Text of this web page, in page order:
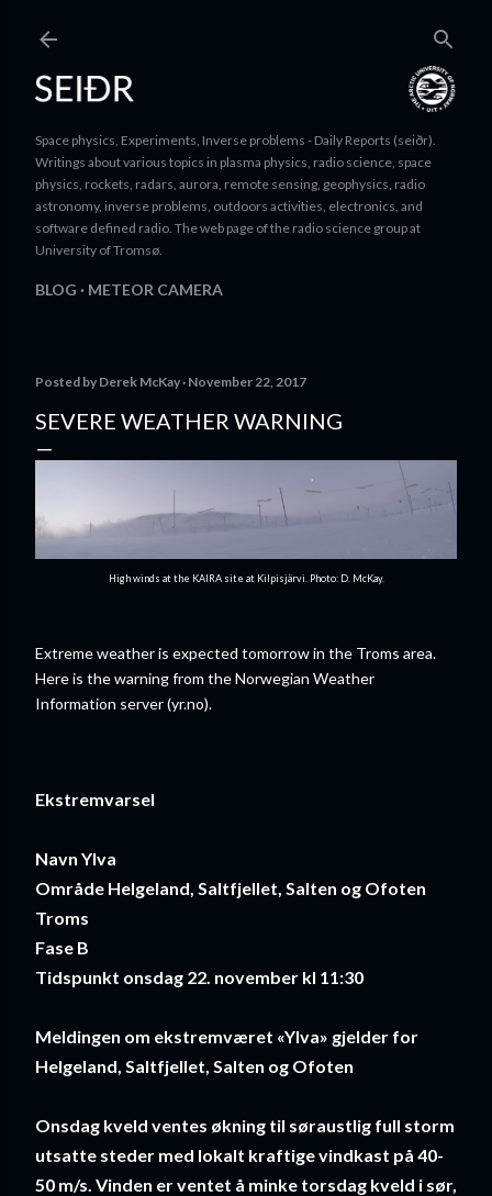
Space physics, Experiments, Inverse problems - Daily Reports (seiðr).
Writings about various topics in plasma physics, radio science, space
physics, rockets, radars, aurora, remote sensing, geophysics, radio
astronomy, inverse problems, outdoors activities, electronics, and
software defined radio. The web page of the radio science group at
University of Tromsø.
BLOG METEOR CAMERA
Posted by Derek McKay November 22, 2017
SEVERE WEATHER WARNING
High winds at the KAIRA site at Kilpisjärvi. Photo: D. McKay.
Extreme weather is expected tomorrow in the Troms area.
Here is the warning from the Norwegian Weather
Information server (yr.no).
Ekstremvarsel
Navn Ylva
Område Helgeland, Saltfjellet, Salten og Ofoten
Troms
Fase B
Tidspunkt onsdag 22. november kl 11:30
Meldingen om ekstremværet «Ylva» gjelder for
Helgeland, Saltfjellet, Salten og Ofoten
Onsdag kveld ventes økning til søraustlig full storm
utsatte steder med lokalt kraftige vindkast på 40-
50 m/s. Vinden er ventet å minke torsdag kveld i sør,